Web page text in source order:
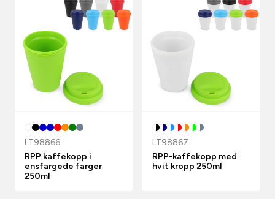
LT98866
RPP kaffekopp i
ensfargede farger
250ml
LT98867
RPP-kaffekopp med
hvit kropp 250ml